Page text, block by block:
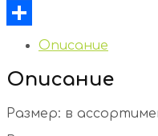
Odnoklassniki
Отправить
Описание
Описание
Размер: в